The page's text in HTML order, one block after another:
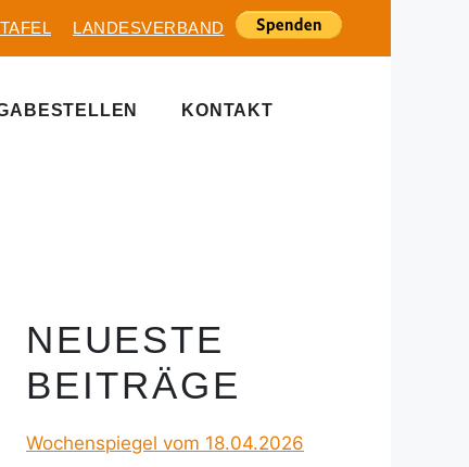
LANDESVERBAND
KONTAKT
NEUESTE
BEITRÄGE
Wochenspiegel vom 18.04.2026